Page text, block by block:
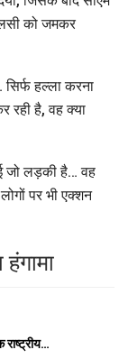
को जमकर
हल्ला करना
रही है, वह क्या
जो लड़की है… वह
पर भी एक्शन